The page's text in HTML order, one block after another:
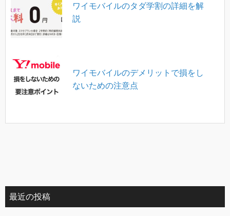
ワイモバイルのタダ学割の詳細を解
説
ワイモバイルのデメリットで損をし
ないための注意点
最近の投稿